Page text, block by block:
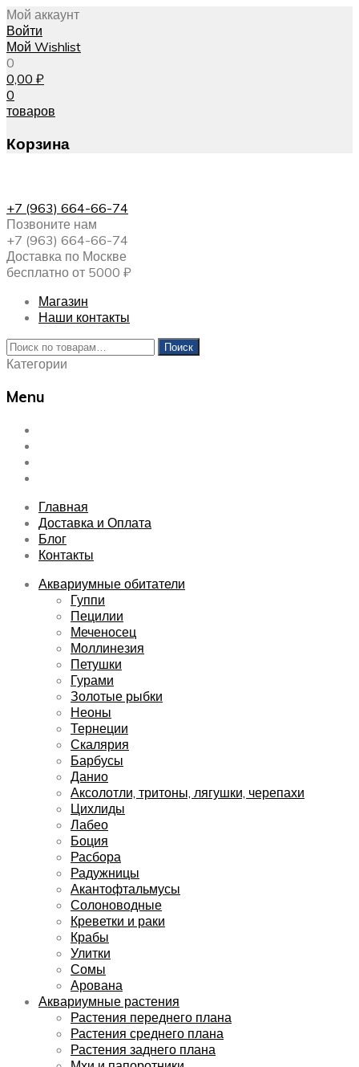
Мой аккаунт
Войти
Мой Wishlist
0
0,00 ₽
0
товаров
Корзина
+7 (963) 664-66-74
Позвоните нам
+7 (963) 664-66-74
Доставка по Москве
бесплатно от 5000 ₽
Магазин
Наши контакты
Искать:
Поиск
Категории
Menu
Skip
content
Главная
Доставка и Оплата
Блог
Контакты
Аквариумные обитатели
Гуппи
Пецилии
Меченосец
Моллинезия
Петушки
Гурами
Золотые рыбки
Неоны
Тернеции
Скалярия
Барбусы
Данио
Аксолотли, тритоны, лягушки, черепахи
Цихлиды
Лабео
Боция
Расбора
Радужницы
Акантофтальмусы
Солоноводные
Креветки и раки
Крабы
Улитки
Сомы
Арована
Аквариумные растения
Растения переднего плана
Растения среднего плана
Растения заднего плана